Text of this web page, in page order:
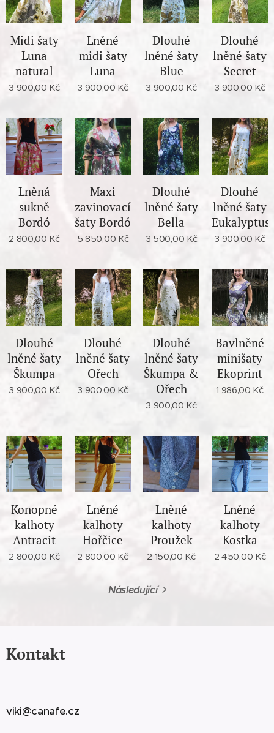
Midi šaty
Luna
natural
3 900,00 Kč
Lněné
midi šaty
Luna
3 900,00 Kč
Dlouhé
lněné šaty
Blue
3 900,00 Kč
Dlouhé
lněné šaty
Secret
3 900,00 Kč
Lněná
sukně
Bordó
2 800,00 Kč
Maxi
zavinovací
šaty Bordó
5 850,00 Kč
Dlouhé
lněné šaty
Bella
3 500,00 Kč
Dlouhé
lněné šaty
Eukalyptus
3 900,00 Kč
Dlouhé
lněné šaty
Škumpa
3 900,00 Kč
Dlouhé
lněné šaty
Ořech
3 900,00 Kč
Dlouhé
lněné šaty
Škumpa &
Ořech
3 900,00 Kč
Bavlněné
minišaty
Ekoprint
1 986,00 Kč
Konopné
kalhoty
Antracit
2 800,00 Kč
Lněné
kalhoty
Hořčice
2 800,00 Kč
Lněné
kalhoty
Proužek
2 150,00 Kč
Lněné
kalhoty
Kostka
2 450,00 Kč
Následující
Kontakt
viki@canafe.cz